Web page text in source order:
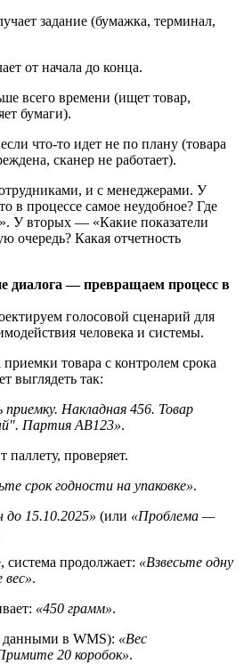
задание (бумажка, терминал,
от начала до конца.
всего времени (ищет товар,
бумаги).
что-то идет не по плану (товара
сканер не работает).
и с менеджерами. У
в процессе самое неудобное? Где
У вторых — «Какие показатели
очередь? Какая отчетность
диалога — превращаем процесс в
голосовой сценарий для
человека и системы.
товара с контролем срока
выглядеть так:
Накладная 456. Товар
Партия АВ123».
паллету, проверяет.
срок годности на упаковке».
до 15.10.2025» (или «Проблема —
система продолжает: «Взвесьте одну
вес».
«450 грамм».
данными в WMS): «Вес
20 коробок».